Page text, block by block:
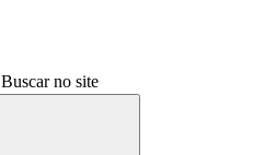
Buscar no site